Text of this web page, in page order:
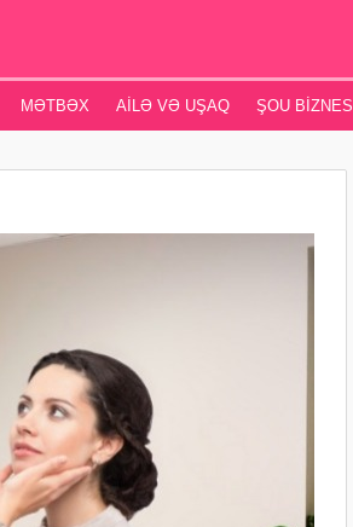
MƏTBƏX AILƏ VƏ UŞAQ ŞOU BIZNES